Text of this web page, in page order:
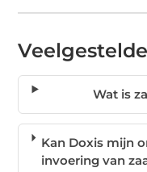
Wat is
Kan Doxis mijn
invoering van